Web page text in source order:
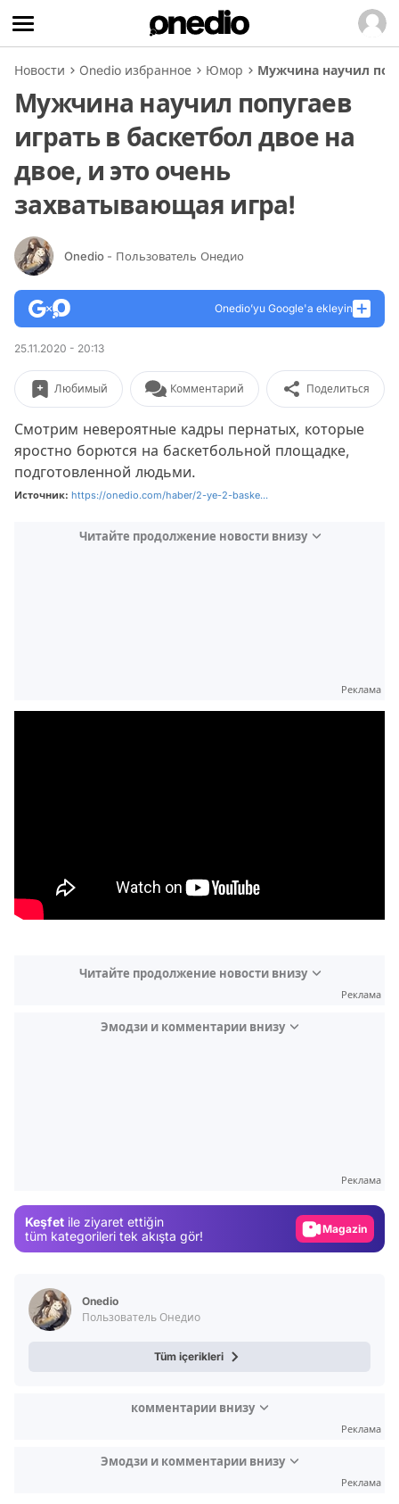
Новости Onedio избранное Юмор Мужчина научил
Мужчина научил попугаев
играть в баскетбол двое на
двое, и это очень
захватывающая игра!
Onedio - Пользователь Онедио
Onedio’yu Google'a ekleyin
25.11.2020 - 20:13
Любимый Комментарий Поделиться
Смотрим невероятные кадры пернатых, которые
яростно борются на баскетбольной площадке,
подготовленной людьми.
Источник: https://onedio.com/haber/2-ye-2-baske...
Читайте продолжение новости внизу
Реклама
Читайте продолжение новости внизу
Реклама
Эмодзи и комментарии внизу
Реклама
Keşfet ile ziyaret ettiğin
tüm kategorileri tek akışta gör!
Magazin
Onedio
Пользователь Онедио
Tüm içerikleri
комментарии внизу
Реклама
Эмодзи и комментарии внизу
Реклама